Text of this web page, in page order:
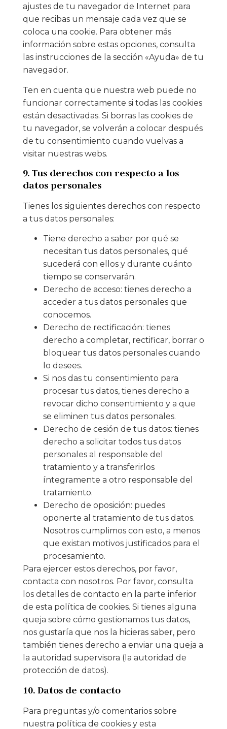
ajustes de tu navegador de Internet para
que recibas un mensaje cada vez que se
coloca una cookie. Para obtener más
información sobre estas opciones, consulta
las instrucciones de la sección «Ayuda» de tu
navegador.
Ten en cuenta que nuestra web puede no
funcionar correctamente si todas las cookies
están desactivadas. Si borras las cookies de
tu navegador, se volverán a colocar después
de tu consentimiento cuando vuelvas a
visitar nuestras webs.
9. Tus derechos con respecto a los
datos personales
Tienes los siguientes derechos con respecto
a tus datos personales:
Tiene derecho a saber por qué se
necesitan tus datos personales, qué
sucederá con ellos y durante cuánto
tiempo se conservarán.
Derecho de acceso: tienes derecho a
acceder a tus datos personales que
conocemos.
Derecho de rectificación: tienes
derecho a completar, rectificar, borrar o
bloquear tus datos personales cuando
lo desees.
Si nos das tu consentimiento para
procesar tus datos, tienes derecho a
revocar dicho consentimiento y a que
se eliminen tus datos personales.
Derecho de cesión de tus datos: tienes
derecho a solicitar todos tus datos
personales al responsable del
tratamiento y a transferirlos
íntegramente a otro responsable del
tratamiento.
Derecho de oposición: puedes
oponerte al tratamiento de tus datos.
Nosotros cumplimos con esto, a menos
que existan motivos justificados para el
procesamiento.
Para ejercer estos derechos, por favor,
contacta con nosotros. Por favor, consulta
los detalles de contacto en la parte inferior
de esta política de cookies. Si tienes alguna
queja sobre cómo gestionamos tus datos,
nos gustaría que nos la hicieras saber, pero
también tienes derecho a enviar una queja a
la autoridad supervisora (la autoridad de
protección de datos).
10. Datos de contacto
Para preguntas y/o comentarios sobre
nuestra política de cookies y esta